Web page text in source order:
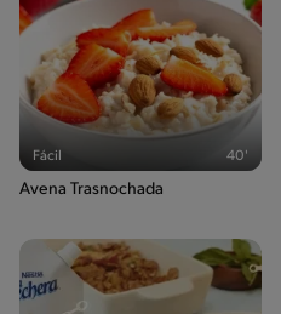
Fácil 40'
Avena Trasnochada